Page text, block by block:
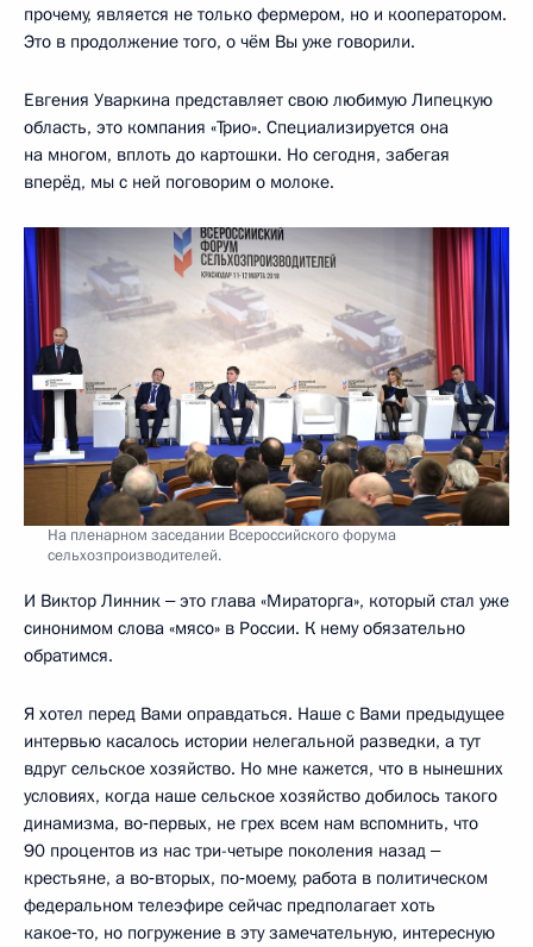
прочему, является не только фермером, но и кооператором.
Это в продолжение того, о чём Вы уже говорили.
Евгения Уваркина представляет свою любимую Липецкую
область, это компания «Трио». Специализируется она
на многом, вплоть до картошки. Но сегодня, забегая
вперёд, мы с ней поговорим о молоке.
На пленарном заседании Всероссийского форума
сельхозпроизводителей.
И Виктор Линник ‒ это глава «Мираторга», который стал уже
синонимом слова «мясо» в России. К нему обязательно
обратимся.
Я хотел перед Вами оправдаться. Наше с Вами предыдущее
интервью касалось истории нелегальной разведки, а тут
вдруг сельское хозяйство. Но мне кажется, что в нынешних
условиях, когда наше сельское хозяйство добилось такого
динамизма, во‑первых, не грех всем нам вспомнить, что
90 процентов из нас три-четыре поколения назад ‒
крестьяне, а во‑вторых, по‑моему, работа в политическом
федеральном телеэфире сейчас предполагает хоть
какое‑то, но погружение в эту замечательную, интересную